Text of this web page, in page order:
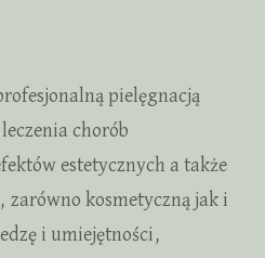
pielęgnacją
chorób
estetycznych a także
zarówno kosmetyczną jak i
i umiejętności,